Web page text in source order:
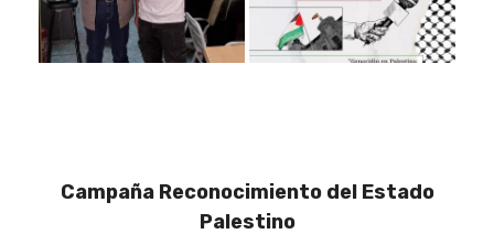
Campaña Reconocimiento del Estado
Palestino